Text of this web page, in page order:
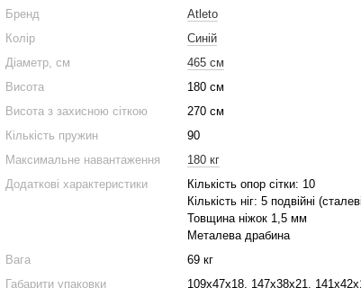
Бренд
Atleto
Колір
Синій
Діаметр, см
465 см
Висота
180 см
Висота з захисною сіткою
270 см
Кількість пружин
90
Максимальне навантаження
180 кг
Додаткові характеристики
Кількість опор сітки: 10
Кількість ніг: 5 подвійні
Товщина ніжок 1,5 мм
Металева драбина
Вага
69 кг
Габарити упаковки
109х47х18, 147х38х21,